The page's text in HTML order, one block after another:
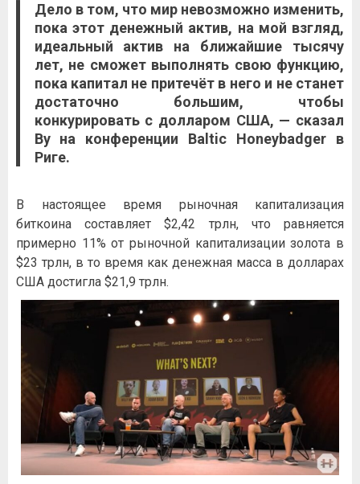
Дело в том, что мир невозможно изменить,
пока этот денежный актив, на мой взгляд,
идеальный актив на ближайшие тысячу
лет, не сможет выполнять свою функцию,
пока капитал не притечёт в него и не станет
достаточно большим, чтобы
конкурировать с долларом США, — сказал
Ву на конференции Baltic Honeybadger в
Риге.
В настоящее время рыночная капитализация
биткоина составляет $2,42 трлн, что равняется
примерно 11% от рыночной капитализации золота в
$23 трлн, в то время как денежная масса в долларах
США достигла $21,9 трлн.